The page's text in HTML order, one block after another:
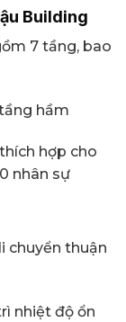
Building
7 tầng, bao
hầm
hợp cho
nhân sự
chuyển thuận
nhiệt độ ổn